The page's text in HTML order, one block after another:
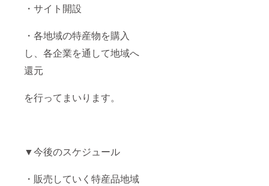
・サイト開設
・各地域の特産物を購入
し、各企業を通して地域へ
還元
を行ってまいります。
▼今後のスケジュール
・販売していく特産品地域